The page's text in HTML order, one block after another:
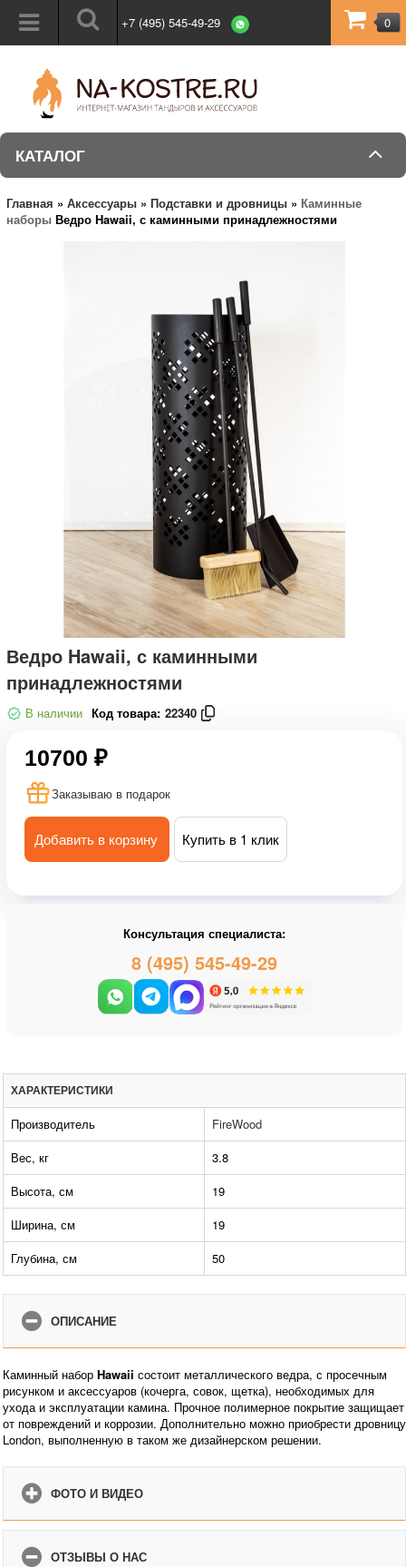
+7 (495) 545-49-29 0
КАТАЛОГ
Главная » Аксессуары » Подставки и дровницы » Каминные
наборы Ведро Hawaii, с каминными принадлежностями
Ведро Hawaii, с каминными
принадлежностями
В наличии Код товара: 22340
10700 ₽
Заказываю в подарок
Добавить в корзину Купить в 1 клик
Консультация специалиста:
8 (495) 545-49-29
ХАРАКТЕРИСТИКИ
Производитель
FireWood
Вес, кг
3.8
Высота, см
19
Ширина, см
19
Глубина, см
50
ОПИСАНИЕ
Каминный набор Hawaii состоит металлического ведра, с просечным
рисунком и аксессуаров (кочерга, совок, щетка), необходимых для
ухода и эксплуатации камина. Прочное полимерное покрытие защищает
от повреждений и коррозии. Дополнительно можно приобрести дровницу
London, выполненную в таком же дизайнерском решении.
ФОТО И ВИДЕО
ОТЗЫВЫ О НАС